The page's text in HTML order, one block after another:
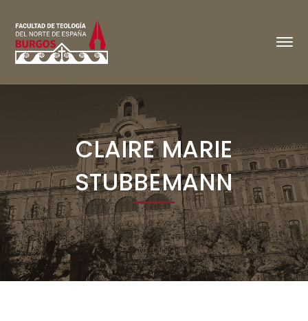
CLAIRE MARIE
STUBBEMANN